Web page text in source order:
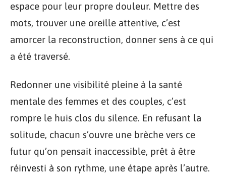
espace pour leur propre douleur. Mettre des
mots, trouver une oreille attentive, c’est
amorcer la reconstruction, donner sens à ce qui
a été traversé.
Redonner une visibilité pleine à la santé
mentale des femmes et des couples, c’est
rompre le huis clos du silence. En refusant la
solitude, chacun s’ouvre une brèche vers ce
futur qu’on pensait inaccessible, prêt à être
réinvesti à son rythme, une étape après l’autre.